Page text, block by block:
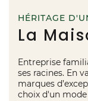
HÉRITAGE
La
Entreprise
ses racines. En
marques
choix d'un